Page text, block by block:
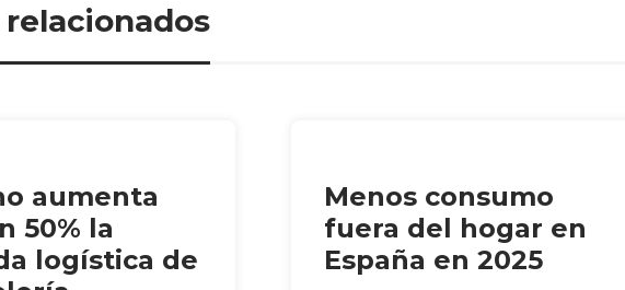
aumenta
50% la
logística de
Menos consumo
fuera del hogar en
España en 2025